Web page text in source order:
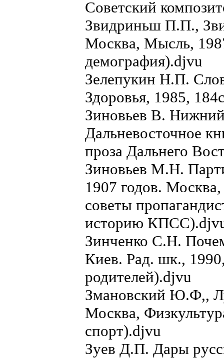
Советский
Звидриньш П.П.,
Москва, Мысль,
демография).djvu
Зелепукин Н.П.
Здоровья, 1985,
Зиновьев В.
Дальневосточное
проза Дальнего
Зиновьев М.Н.
1907 годов.
советы
историю
Зинченко С.Н.
Киев. Рад. шк.,
родителей).djvu
Змановский Ю.Ф,,
Москва,
спорт).djvu
Зуев Д.П. Дары